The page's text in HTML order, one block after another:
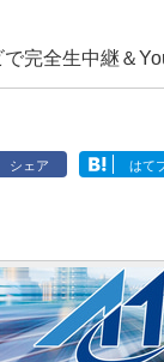
完全生中継＆
シェア はて